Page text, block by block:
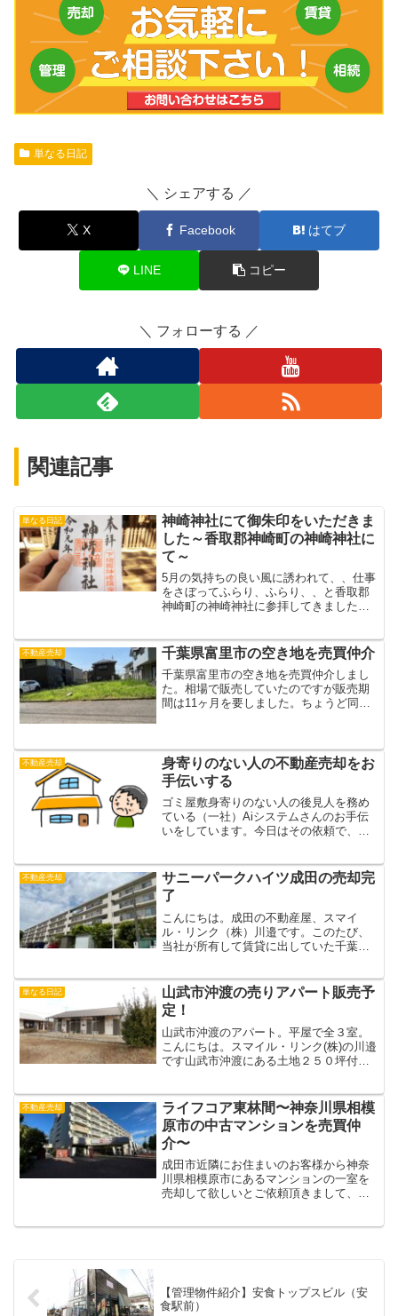
単なる日記
シェアする
X Facebook はてブ
LINE コピー
フォローする
関連記事
単なる日記
神崎神社にて御朱印をいただきま
した～香取郡神崎町の神崎神社に
て～
5月の気持ちの良い風に誘われて、、仕事
をさぼってふらり、ふらり、、と香取郡
神崎町の神崎神社に参拝してきました。
す！！神崎神社の御朱印（千葉県香取郡
神崎町神崎本宿1944...
不動産売却 千葉県富里市の空き地を売買仲介
千葉県富里市の空き地を売買仲介しまし
た。相場で販売していたのですが販売期
間は11ヶ月を要しました。ちょうど同時
早く売れた物件が販売...
不動産売却
身寄りのない人の不動産売却をお
手伝いする
ゴミ屋敷身寄りのない人の後見人を務め
ている（一社）Aiシステムさんのお手伝
いをしています。今日はその依頼で、健
きましたが、驚きのゴミ屋敷でした。。
こんにちは。成田の不動...
不動産売却
サニーパークハイツ成田の売却完
了
こんにちは。成田の不動産屋、スマイ
ル・リンク（株）川邉です。このたび、
当社が所有して賃貸に出していた千葉県
ました。入居者様がお住いになったまま
での売却でありましていわ...
単なる日記
山武市沖渡の売りアパート販売予
定！
山武市沖渡のアパート。平屋で全３室。
こんにちは。スマイル・リンク(株)の川邉
です山武市沖渡にある土地２５０坪付き
の物件の売却も当社にご依頼いただいた
売主様です。こうして...
不動産売却
ライフコア東林間〜神奈川県相模
原市の中古マンションを売買仲
介〜
成田市近隣にお住まいのお客様から神奈
川県相模原市にあるマンションの一室を
売却して欲しいとご依頼頂きまして、こ
【管理物件紹介】安食トップスビル（安
食駅前）